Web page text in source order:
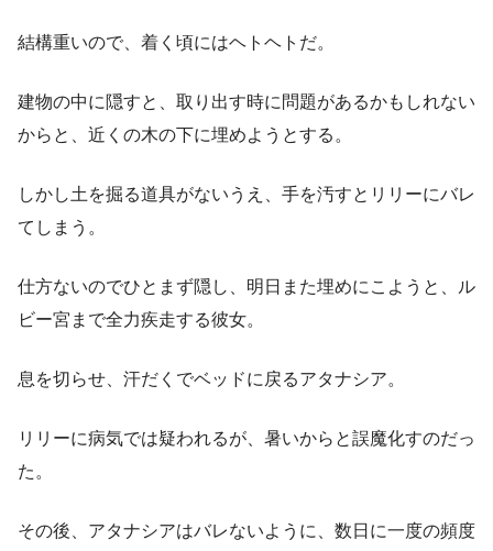
結構重いので、着く頃にはヘトヘトだ。
建物の中に隠すと、取り出す時に問題があるかもしれない
からと、近くの木の下に埋めようとする。
しかし土を掘る道具がないうえ、手を汚すとリリーにバレ
てしまう。
仕方ないのでひとまず隠し、明日また埋めにこようと、ル
ビー宮まで全力疾走する彼女。
息を切らせ、汗だくでベッドに戻るアタナシア。
リリーに病気では疑われるが、暑いからと誤魔化すのだっ
た。
その後、アタナシアはバレないように、数日に一度の頻度